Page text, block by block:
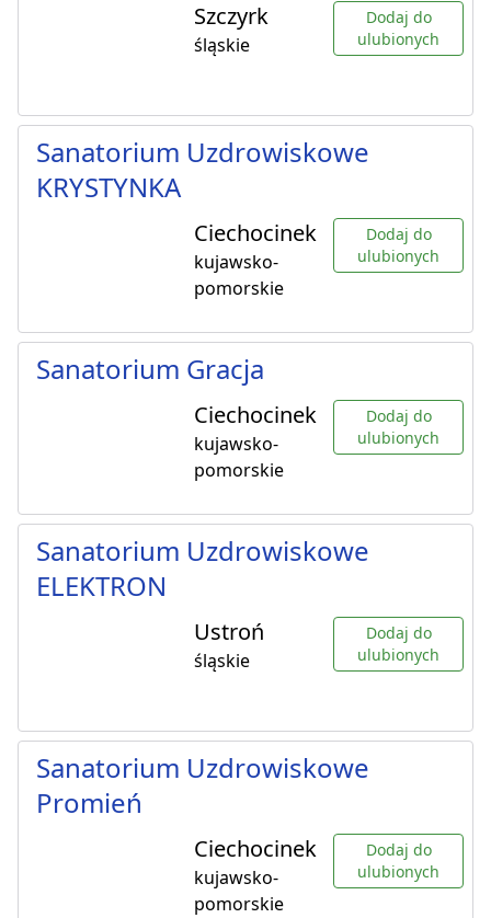
Szczyrk
śląskie
Dodaj do
ulubionych
Sanatorium Uzdrowiskowe
KRYSTYNKA
Ciechocinek
kujawsko-
pomorskie
Dodaj do
ulubionych
Sanatorium Gracja
Ciechocinek
kujawsko-
pomorskie
Dodaj do
ulubionych
Sanatorium Uzdrowiskowe
ELEKTRON
Ustroń
śląskie
Dodaj do
ulubionych
Sanatorium Uzdrowiskowe
Promień
Ciechocinek
kujawsko-
pomorskie
Dodaj do
ulubionych